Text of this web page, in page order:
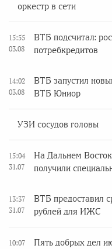
оркестр в сети
15:55
03.08
ВТБ подсчитал:
потребкредитов
14:02
03.08
ВТБ запустил
ВТБ Юниор
УЗИ сосудов головы
15:04
31.07
На Дальнем
получили
13:37
31.07
ВТБ предоставил
рублей для ИЖС
10:07
Пять добрых дел